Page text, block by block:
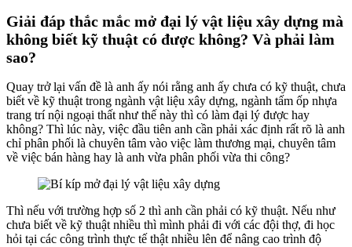
Giải đáp thắc mắc mở đại lý vật liệu xây dựng mà
không biết kỹ thuật có được không? Và phải làm
sao?
Quay trở lại vấn đề là anh ấy nói rằng anh ấy chưa có kỹ thuật, chưa
biết về kỹ thuật trong ngành vật liệu xây dựng, ngành tấm ốp nhựa
trang trí nội ngoại thất như thế này thì có làm đại lý được hay
không? Thì lúc này, việc đầu tiên anh cần phải xác định rất rõ là anh
chỉ phân phối là chuyên tâm vào việc làm thương mại, chuyên tâm
về việc bán hàng hay là anh vừa phân phối vừa thi công?
Thì nếu với trường hợp số 2 thì anh cần phải có kỹ thuật. Nếu như
chưa biết về kỹ thuật nhiều thì mình phải đi với các đội thợ, đi học
hỏi tại các công trình thực tế thật nhiều lên để nâng cao trình độ